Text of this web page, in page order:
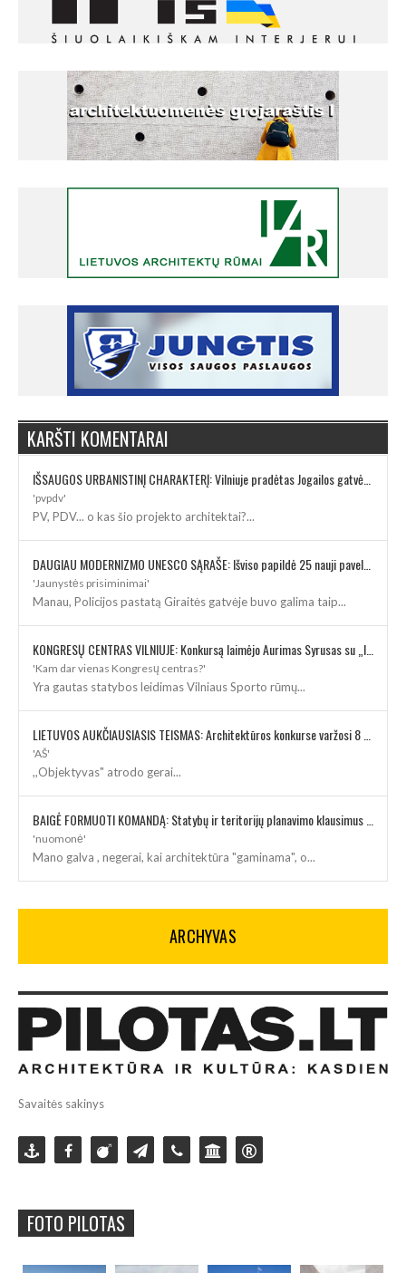
KARŠTI KOMENTARAI
'pvpdv'
PV, PDV... o kas šio projekto architektai?...
'Jaunystės prisiminimai'
Manau, Policijos pastatą Giraitės gatvėje buvo galima taip...
'Kam dar vienas Kongresų centras?'
Yra gautas statybos leidimas Vilniaus Sporto rūmų...
'AŠ'
,,Objektyvas" atrodo gerai...
'nuomonė'
Mano galva , negerai, kai architektūra "gaminama", o...
ARCHYVAS
Savaitės sakinys
FOTO PILOTAS